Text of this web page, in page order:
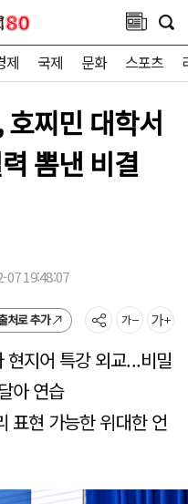
제 국제 문화 스포츠
찌민 대학서
뽐낸 비결
07 19:48:07
처로 추가
현지어 특강 외교...비밀
아 연습
표현 가능한 위대한 언